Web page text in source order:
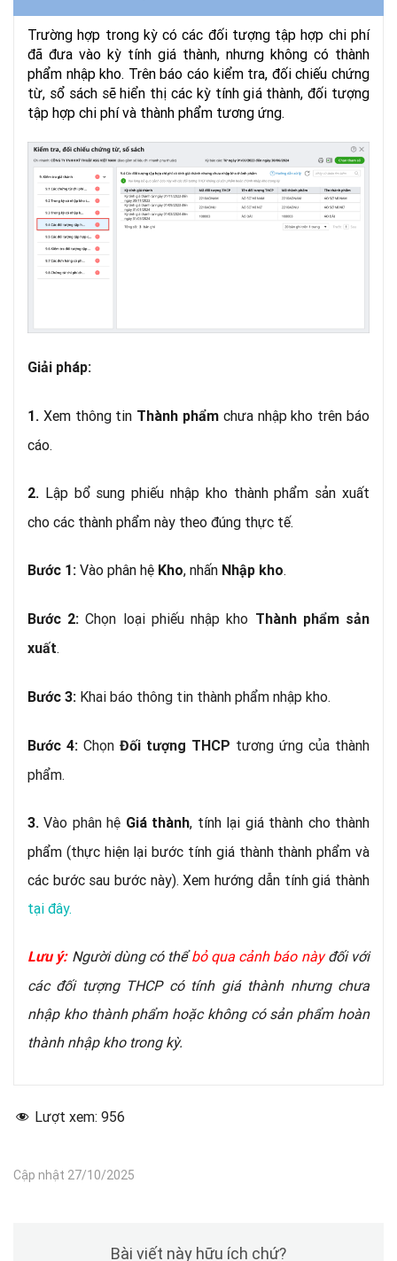
Trường hợp trong kỳ có các đối tượng tập hợp chi phí
đã đưa vào kỳ tính giá thành, nhưng không có thành
phẩm nhập kho. Trên báo cáo kiểm tra, đối chiếu chứng
từ, sổ sách sẽ hiển thị các kỳ tính giá thành, đối tượng
tập hợp chi phí và thành phẩm tương ứng.
Giải pháp:
1. Xem thông tin Thành phẩm chưa nhập kho trên báo
cáo.
2. Lập bổ sung phiếu nhập kho thành phẩm sản xuất
cho các thành phẩm này theo đúng thực tế.
Bước 1: Vào phân hệ Kho, nhấn Nhập kho.
Bước 2:Chọn loại phiếu nhập kho Thành phẩm sản
xuất.
Bước 3: Khai báo thông tin thành phẩm nhập kho.
Bước 4: Chọn Đối tượng THCP tương ứng của thành
phẩm.
3.Vào phân hệ Giá thành, tính lại giá thành cho thành
phẩm (thực hiện lại bước tính giá thành thành phẩm và
các bước sau bước này). Xem hướng dẫn tính giá thành
tại đây.
Lưu ý:Người dùng có thểbỏ qua cảnh báo nàyđối với
các đối tượng THCP có tính giá thành nhưng chưa
nhập kho thành phẩm hoặc không có sản phẩm hoàn
thành nhập kho trong kỳ.
Lượt xem: 956
Cập nhật 27/10/2025
Bài viết này hữu ích chứ?